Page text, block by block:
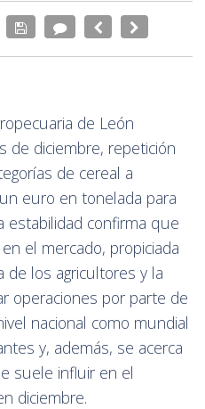
de León
de diciembre, repetición
de cereal a
euro en tonelada para
estabilidad confirma que
el mercado, propiciada
de los agricultores y la
operaciones por parte de
nacional como mundial
y, además, se acerca
suele influir en el
diciembre.